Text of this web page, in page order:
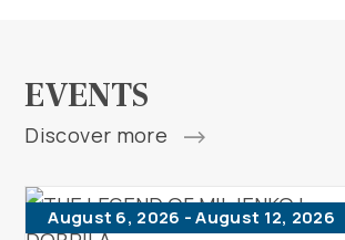
Tourist office
Safe in Dalmatia
EVENTS
Discover more
August 6, 2026 - August 12, 2026